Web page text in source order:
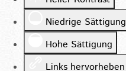
Niedrige Sättigung
Hohe Sättigung
Links hervorheben